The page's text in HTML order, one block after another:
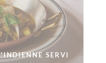
SERVI